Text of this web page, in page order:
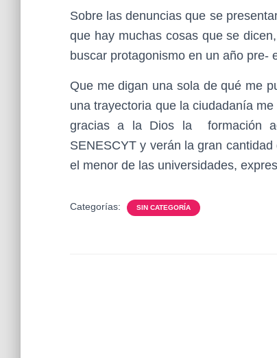
Sobre las denuncias que se
que hay muchas cosas que se
buscar protagonismo en un año pre-
Que me digan una sola de qué me
una trayectoria que la ciudadanía
gracias a la Dios la formación
SENESCYT y verán la gran
el menor de las universidades,
Categorías: SIN CATEGORÍA